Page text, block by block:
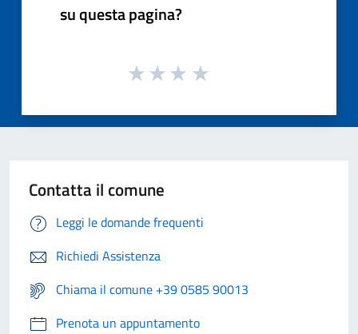
su questa pagina?
Contatta il comune
Leggi le domande frequenti
Richiedi Assistenza
Chiama il comune +39 0585 90013
Prenota un appuntamento